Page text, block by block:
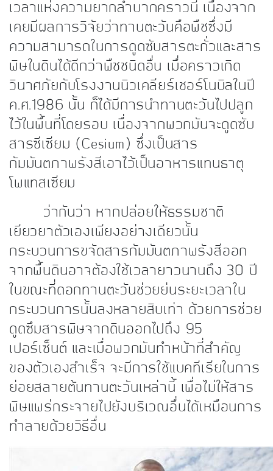
เวลาแห่งความยากลำบากคราวนี้ เนื่องจาก
เคยมีผลการวิจัยว่าทานตะวันคือพืชซึ่งมี
ความสามารถในการดูดซับสารตะกั่วและสาร
พิษในดินได้ดีกว่าพืชชนิดอื่น เมื่อคราวเกิด
วินาศภัยกับโรงงานนิวเคลียร์เชอร์โนบิลในปี
ค.ศ.1986 นั้น ก็ได้มีการนำทานตะวันไปปลูก
ไว้ในพื้นที่โดยรอบ เนื่องจากพวกมันจะดูดซับ
สารซีเซียม (Cesium) ซึ่งเป็นสาร
กัมมันตภาพรังสีเอาไว้เป็นอาหารแทนธาตุ
โพแทสเซียม
ว่ากันว่า หากปล่อยให้ธรรมชาติ
เยียวยาตัวเองเพียงอย่างเดียวนั้น
กระบวนการขจัดสารกัมมันตภาพรังสีออก
จากพื้นดินอาจต้องใช้เวลายาวนานถึง 30 ปี
ในขณะที่ดอกทานตะวันช่วยย่นระยะเวลาใน
กระบวนการนั้นลงหลายสิบเท่า ด้วยการช่วย
ดูดซึมสารพิษจากดินออกไปถึง 95
เปอร์เซ็นต์ และเมื่อพวกมันทำหน้าที่สำคัญ
ของตัวเองสำเร็จ จะมีการใช้แบคทีเรียในการ
ย่อยสลายต้นทานตะวันเหล่านี้ เพื่อไม่ให้สาร
พิษแพร่กระจายไปยังบริเวณอื่นได้เหมือนการ
ทำลายด้วยวิธีอื่น